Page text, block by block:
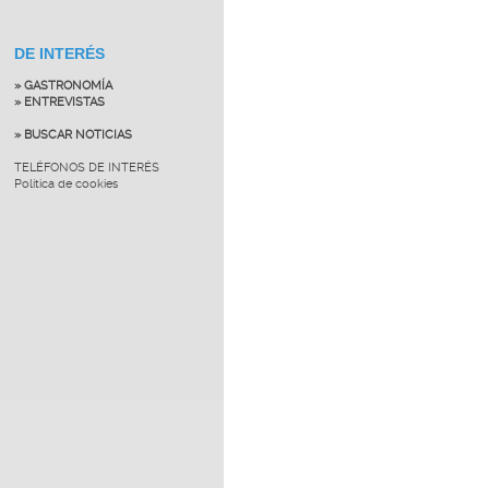
DE INTERÉS
» GASTRONOMÍA
» ENTREVISTAS
» BUSCAR NOTICIAS
TELÉFONOS DE INTERÉS
Política de cookies